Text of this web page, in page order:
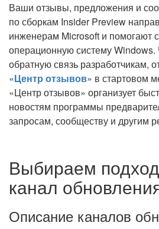
Ваши отзывы, предложения и
по сборкам Insider Preview
инженерам Microsoft и помогают
операционную систему Windows.
обратную связь разработчикам,
«Центр отзывов» в стартовом
«Центр отзывов» организует
новостям программы
запросам, сообществу и другим
Выбираем
канал
Описание каналов